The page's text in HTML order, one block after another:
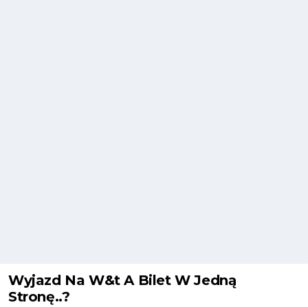
Wyjazd Na W&t A Bilet W Jedną
Stronę..?